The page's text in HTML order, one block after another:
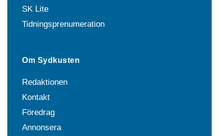
SK Lite
Tidningsprenumeration
Om Sydkusten
Redaktionen
Kontakt
Föredrag
Annonsera